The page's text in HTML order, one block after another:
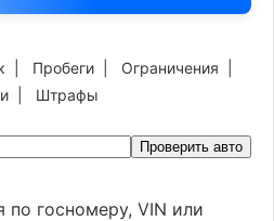
Пробеги Ограничения
| Штрафы
Проверить авто
госномеру, VIN или